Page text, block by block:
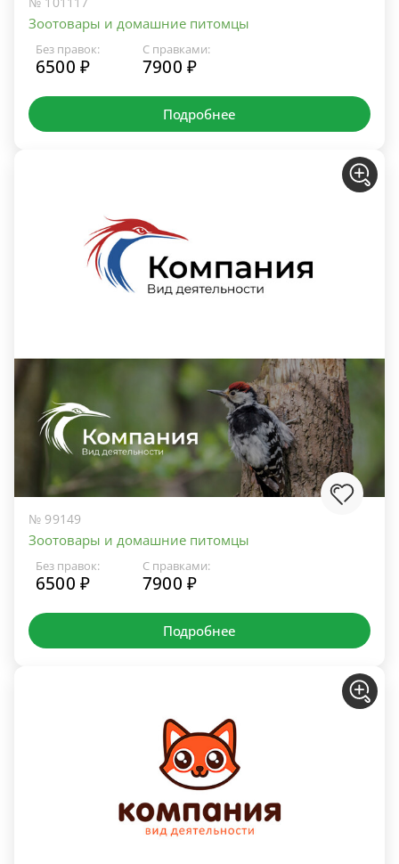
Зоотовары и домашние питомцы
Без правок:
6500 ₽
С правками:
7900 ₽
Подробнее
№ 99149
Зоотовары и домашние питомцы
Без правок:
6500 ₽
С правками:
7900 ₽
Подробнее